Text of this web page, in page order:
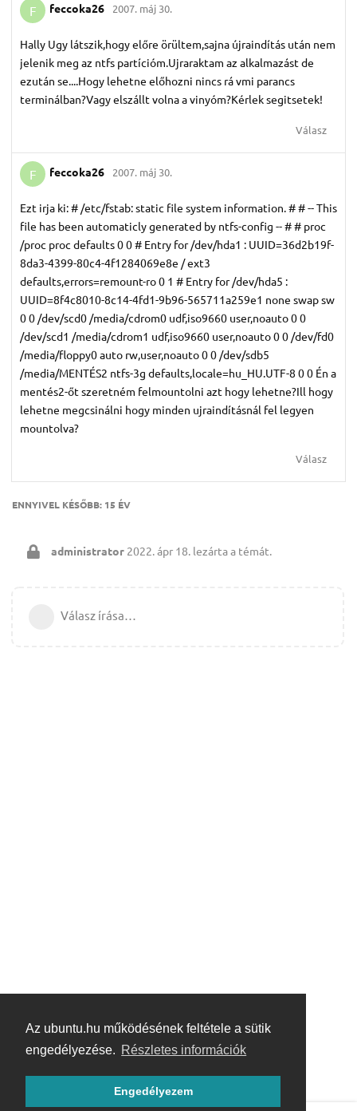
Az ubuntu.hu működésének feltétele a sütik
engedélyezése. Részletes információk
Engedélyezem
F feccoka26 2007. máj 30.
Hally Ugy látszik,hogy előre örültem,sajna újraindítás után nem
jelenik meg az ntfs partícióm.Ujraraktam az alkalmazást de
ezután se....Hogy lehetne előhozni nincs rá vmi parancs
terminálban?Vagy elszállt volna a vinyóm?Kérlek segitsetek!
Válasz
F feccoka26 2007. máj 30.
Ezt irja ki: # /etc/fstab: static file system information. # # -- This
file has been automaticly generated by ntfs-config -- # # proc
/proc proc defaults 0 0 # Entry for /dev/hda1 : UUID=36d2b19f-
8da3-4399-80c4-4f1284069e8e / ext3
defaults,errors=remount-ro 0 1 # Entry for /dev/hda5 :
UUID=8f4c8010-8c14-4fd1-9b96-565711a259e1 none swap sw
0 0 /dev/scd0 /media/cdrom0 udf,iso9660 user,noauto 0 0
/dev/scd1 /media/cdrom1 udf,iso9660 user,noauto 0 0 /dev/fd0
/media/floppy0 auto rw,user,noauto 0 0 /dev/sdb5
/media/MENTÉS2 ntfs-3g defaults,locale=hu_HU.UTF-8 0 0 Én a
mentés2-őt szeretném felmountolni azt hogy lehetne?Ill hogy
lehetne megcsinálni hogy minden ujraindításnál fel legyen
mountolva?
Válasz
ENNYIVEL KÉSŐBB: 15 ÉV
administrator 2022. ápr 18. lezárta a témát.
Válasz írása…